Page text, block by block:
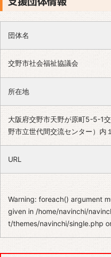
団体名
交野市社会福祉協議会
所在地
大阪府交野市天野が原町5-5-1
野市立世代間交流センター）内
URL
Warning: foreach() argument
given in/home/navinchi/
t/themes/navinchi/single.php